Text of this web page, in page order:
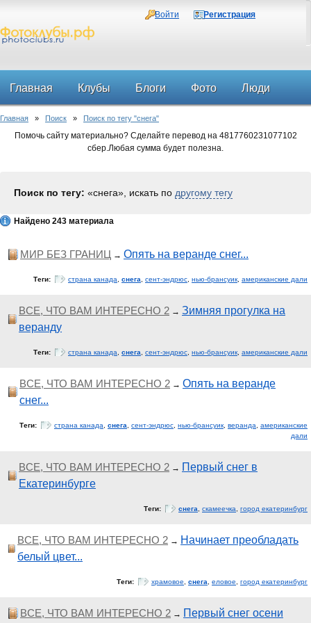
Войти Регистрация
Главная Клубы Блоги Фото Люди
Форум
Главная » Поиск » Поиск по тегу "снега"
Помочь сайту материально? Сделайте перевод на 4817760231077102
сбер.Любая сумма будет полезна.
Поиск по тегу: «снега», искать по другому тегу
Найдено 243 материала
МИР БЕЗ ГРАНИЦ → Опять на веранде снег...
Теги: страна канада снега сент-эндрюс нью-брансуик американские дали
ВСЕ, ЧТО ВАМ ИНТЕРЕСНО 2 → Зимняя прогулка на
веранду
Теги: страна канада снега сент-эндрюс нью-брансуик американские дали
ВСЕ, ЧТО ВАМ ИНТЕРЕСНО 2 → Опять на веранде
снег...
Теги: страна канада снега сент-эндрюс нью-брансуик веранда
американские
дали
ВСЕ, ЧТО ВАМ ИНТЕРЕСНО 2 → Первый снег в
Екатеринбурге
Теги: снега скамеечка город екатеринбург
ВСЕ, ЧТО ВАМ ИНТЕРЕСНО 2 → Начинает преобладать
белый цвет...
Теги: храмовое снега еловое город екатеринбург
ВСЕ, ЧТО ВАМ ИНТЕРЕСНО 2 → Первый снег осени